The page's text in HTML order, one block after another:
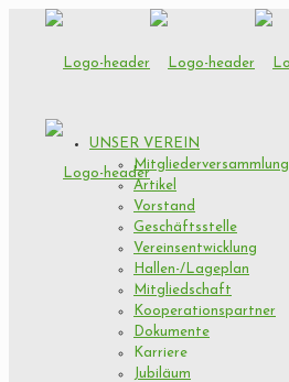
UNSER VEREIN
Mitgliederversammlung
Artikel
Vorstand
Geschäftsstelle
Vereinsentwicklung
Hallen-/Lageplan
Mitgliedschaft
Kooperationspartner
Dokumente
Karriere
Jubiläum